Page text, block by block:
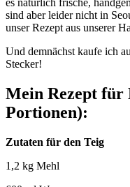
sind aber leider nicht in
unser Rezept aus unserer
Und demnächst kaufe ich
Stecker!
Mein Rezept für
Portionen):
Zutaten für den Teig
1,2 kg Mehl